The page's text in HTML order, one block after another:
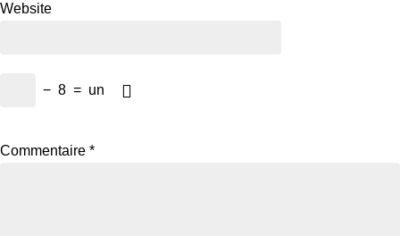
Website
− 8 = un
Commentaire *